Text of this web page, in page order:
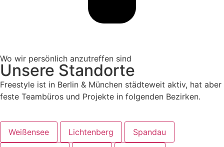
Wo wir persönlich anzutreffen sind
Unsere Standorte
Freestyle ist in Berlin & München städteweit aktiv, hat aber
feste Teambüros und Projekte in folgenden Bezirken.
Weißensee Lichtenberg Spandau